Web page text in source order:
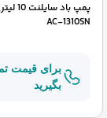
پمپ
AC-1310SN
برای قیمت
بگیرید